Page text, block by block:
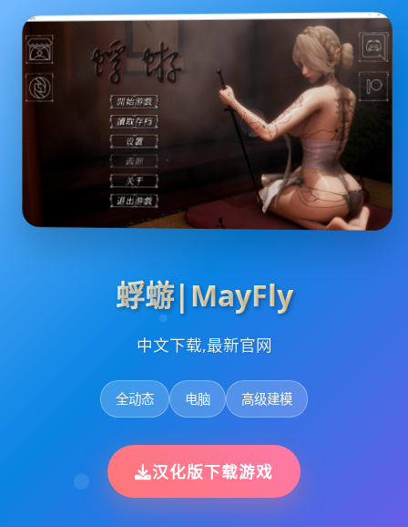
蜉蝣|MayFly
中文下载,最新官网
全动态 电脑 高级建模
汉化版下载游戏